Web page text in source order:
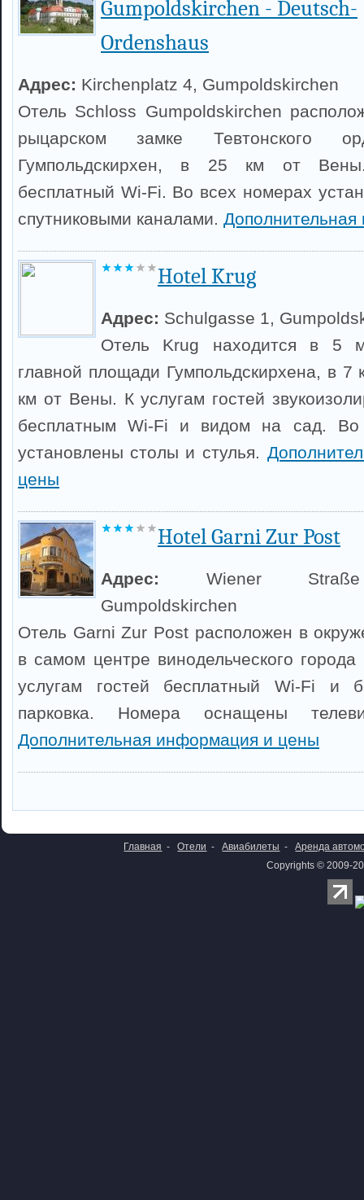
Gumpoldskirchen - Deutsch-
Ordenshaus
Адрес: Kirchenplatz 4, Gumpoldskirchen
Отель Schloss Gumpoldskirchen
рыцарском замке Тевтонского
Гумпольдскирхен, в 25 км от Вены.
бесплатный Wi-Fi. Во всех номерах
спутниковыми каналами.
Hotel Krug
Адрес: Schulgasse 1,
Отель Krug находится в 5
главной площади Гумпольдскирхена, в
км от Вены. К услугам гостей
бесплатным Wi-Fi и видом на сад. Во
установлены столы и стулья.
цены
Hotel Garni Zur Post
Адрес: Wiener
Gumpoldskirchen
Отель Garni Zur Post расположен в
в самом центре винодельческого города
услугам гостей бесплатный Wi-Fi и
парковка. Номера оснащены
Дополнительная информация и цены
Главная - Отели - Авиабилеты -
Аренда
Copyrights © 2009-